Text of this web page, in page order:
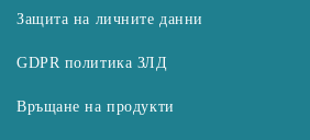
Защита на личните данни
GDPR политика ЗЛД
Връщане на продукти